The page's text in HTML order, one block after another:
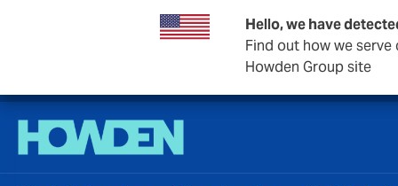
Hello, we have
Find out how we
Howden Group site